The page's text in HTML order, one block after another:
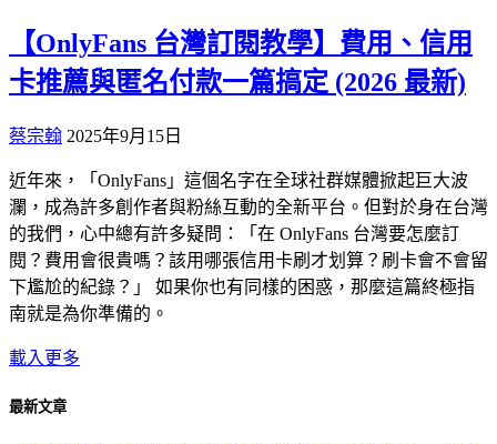
【OnlyFans 台灣訂閱教學】費用、信用
卡推薦與匿名付款一篇搞定 (2026 最新)
蔡宗翰 2025年9月15日
近年來，「OnlyFans」這個名字在全球社群媒體掀起巨大波
瀾，成為許多創作者與粉絲互動的全新平台。但對於身在台灣
的我們，心中總有許多疑問：「在 OnlyFans 台灣要怎麼訂
閱？費用會很貴嗎？該用哪張信用卡刷才划算？刷卡會不會留
下尷尬的紀錄？」 如果你也有同樣的困惑，那麼這篇終極指
南就是為你準備的。
載入更多
最新文章